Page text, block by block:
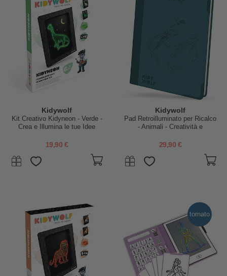
Kidywolf
Kit Creativo Kidyneon - Verde -
Crea e Illumina le tue Idee
19,90 €
Kidywolf
Pad Retroilluminato per Ricalco
- Animali - Creatività e
8+anni
29,90 €
tornato